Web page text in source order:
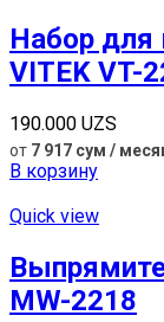
Набор для
VITEK VT-
190.000 UZS
от 7 917 сум /
В корзину
Quick view
MW-2218